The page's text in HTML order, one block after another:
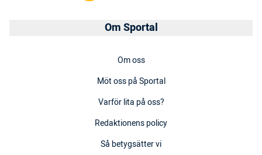
Om Sportal
Om oss
Möt oss på Sportal
Varför lita på oss?
Redaktionens policy
Så betygsätter vi